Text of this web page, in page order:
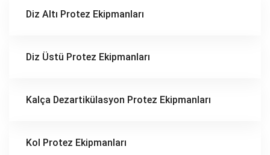
Diz Altı Protez Ekipmanları
Diz Üstü Protez Ekipmanları
Kalça Dezartikülasyon Protez Ekipmanları
Kol Protez Ekipmanları